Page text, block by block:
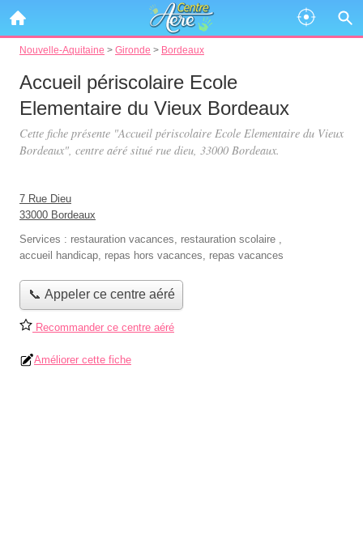
Nouvelle-Aquitaine > Gironde > Bordeaux
Accueil périscolaire Ecole
Elementaire du Vieux Bordeaux
Cette fiche présente "Accueil périscolaire Ecole Elementaire du Vieux
Bordeaux", centre aéré situé rue dieu, 33000 Bordeaux.
7 Rue Dieu
33000 Bordeaux
Services : restauration vacances, restauration scolaire ,
accueil handicap, repas hors vacances, repas vacances
📞 Appeler ce centre aéré
Recommander ce centre aéré
Améliorer cette fiche